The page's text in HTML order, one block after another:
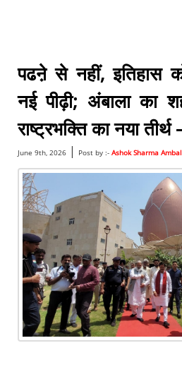
पढऩे से नहीं, इतिहास
नई पीढ़ी; अंबाला का
राष्ट्रभक्ति का नया
June 9th, 2026| Post by :- Ashok Sharma